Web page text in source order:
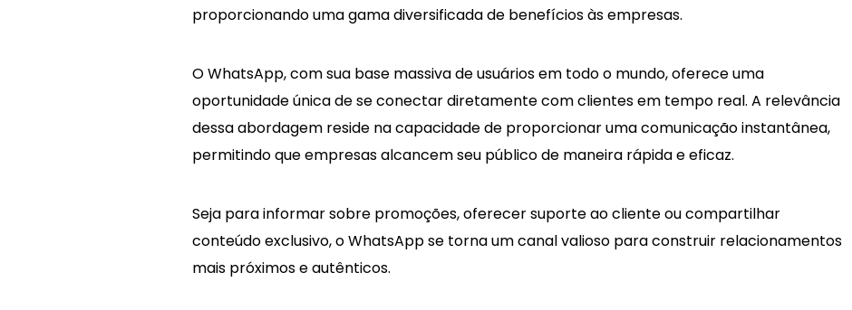
proporcionando uma gama diversificada de benefícios às empresas.
O WhatsApp, com sua base massiva de usuários em todo o mundo, oferece uma
oportunidade única de se conectar diretamente com clientes em tempo real. A relevância
dessa abordagem reside na capacidade de proporcionar uma comunicação instantânea,
permitindo que empresas alcancem seu público de maneira rápida e eficaz.
Seja para informar sobre promoções, oferecer suporte ao cliente ou compartilhar
conteúdo exclusivo, o WhatsApp se torna um canal valioso para construir relacionamentos
mais próximos e autênticos.